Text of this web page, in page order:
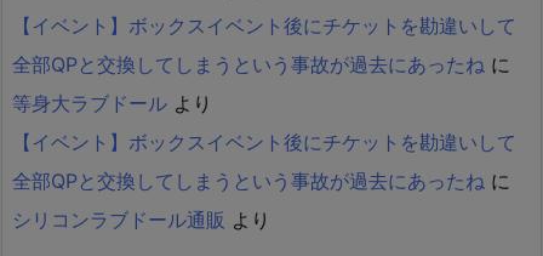
【イベント】ボックスイベント後にチケットを勘違いして
全部QPと交換してしまうという事故が過去にあったね に
等身大ラブドール より
【イベント】ボックスイベント後にチケットを勘違いして
全部QPと交換してしまうという事故が過去にあったね に
シリコンラブドール通販 より